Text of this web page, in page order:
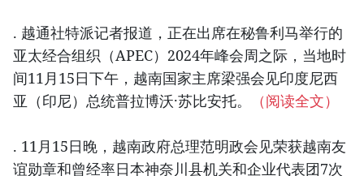
. 越通社特派记者报道，正在出席在秘鲁利马举行的
亚太经合组织（APEC）2024年峰会周之际，当地时
间11月15日下午，越南国家主席梁强会见印度尼西
亚（印尼）总统普拉博沃·苏比安托。
（阅读全文）
. 11月15日晚，越南政府总理范明政会见荣获越南友
谊勋章和曾经率日本神奈川县机关和企业代表团7次